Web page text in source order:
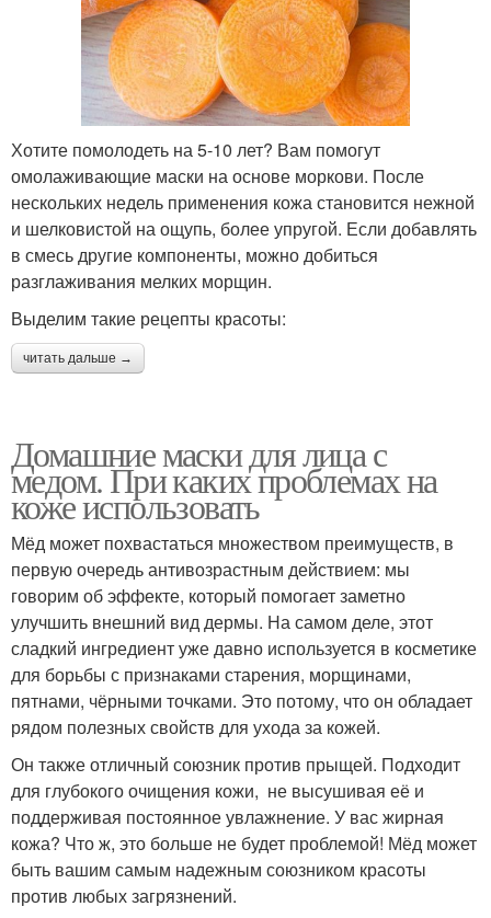
Хотите помолодеть на 5-10 лет? Вам помогут
омолаживающие маски на основе моркови. После
нескольких недель применения кожа становится нежной
и шелковистой на ощупь, более упругой. Если добавлять
в смесь другие компоненты, можно добиться
разглаживания мелких морщин.
Выделим такие рецепты красоты:
читать дальше →
Домашние маски для лица с
медом. При каких проблемах на
коже использовать
Мёд может похвастаться множеством преимуществ, в
первую очередь антивозрастным действием: мы
говорим об эффекте, который помогает заметно
улучшить внешний вид дермы. На самом деле, этот
сладкий ингредиент уже давно используется в косметике
для борьбы с признаками старения, морщинами,
пятнами, чёрными точками. Это потому, что он обладает
рядом полезных свойств для ухода за кожей.
Он также отличный союзник против прыщей. Подходит
для глубокого очищения кожи, не высушивая её и
поддерживая постоянное увлажнение. У вас жирная
кожа? Что ж, это больше не будет проблемой! Мёд может
быть вашим самым надежным союзником красоты
против любых загрязнений.